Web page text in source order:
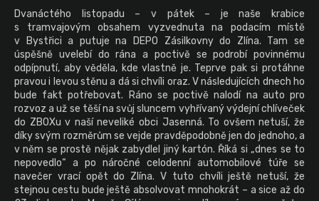
Dvanáctého listopadu – v pátek – je naše krabice
s tramvajovým obsahem vyzvednuta na podacím místě
v Bystřici a putuje na DEPO Zásilkovny do Zlína. Tam se
úspěšně uvelebí do rána a poctivě se podrobí povinnému
odpípnutí, aby věděla, kde vlastně je. Teprve pak si protáhne
pravou i levou stěnu a dá si chvíli oraz. V následujících dnech ho
bude fakt potřebovat. Ráno se poctivě nalodí na auto pro
rozvoz a už se těší na svůj sluncem vyhřívaný výdejní chlíveček
do ZBOXu v naší neveliké obci Jasenná. To ovšem netuší, že
díky svým rozměrům se vejde pravděpodobně jen do jednoho, a
v něm se prostě nějak zabydlel jiný kartón. Říká si „dnes se to
nepovedlo“ a po náročné celodenní automobilové túře se
navečer vrací opět do Zlína. V tuto chvíli ještě netuší, že
stejnou cestu bude ještě absolvovat mnohokrát – a sice až do